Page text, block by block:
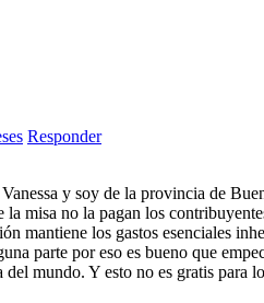
Responder
y soy de la provincia de
la misa no la pagan los
mantiene los gastos esenciales
parte por eso es bueno que
del mundo. Y esto no es gratis para